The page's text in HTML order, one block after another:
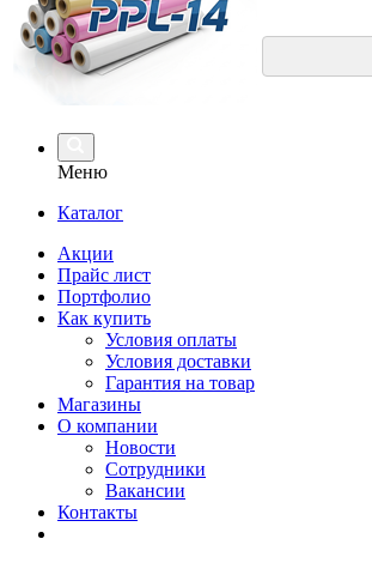
Меню
Каталог
Акции
Прайс лист
Портфолио
Как купить
Условия оплаты
Условия доставки
Гарантия на товар
Магазины
О компании
Новости
Сотрудники
Вакансии
Контакты